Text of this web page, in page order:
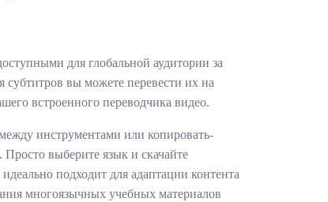
для глобальной аудитории за
вы можете перевести их на
встроенного переводчика видео.
инструментами или копировать-
выберите язык и скачайте
подходит для адаптации контента
многоязычных учебных материалов